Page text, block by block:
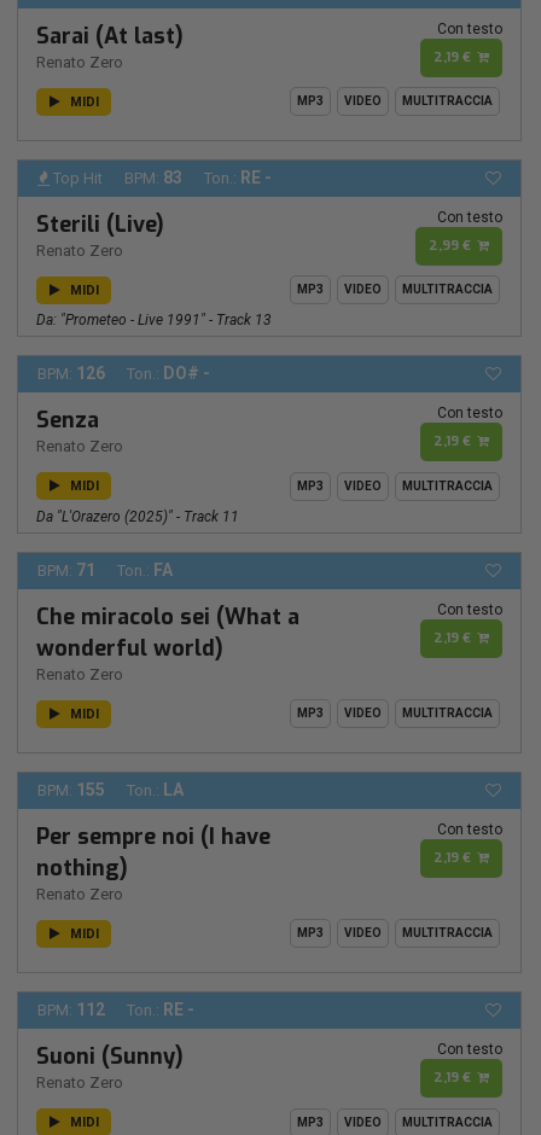
Sarai (At last)
Renato Zero
Con testo
2,19 €
MIDI MP3 VIDEO MULTITRACCIA
Top Hit BPM: 83 Ton.: RE -
Sterili (Live)
Renato Zero
Con testo
2,99 €
MIDI MP3 VIDEO MULTITRACCIA
Da: "Prometeo - Live 1991" - Track 13
BPM: 126 Ton.: DO# -
Senza
Renato Zero
Con testo
2,19 €
MIDI MP3 VIDEO MULTITRACCIA
Da "L'Orazero (2025)" - Track 11
BPM: 71 Ton.: FA
Che miracolo sei (What a
wonderful world)
Renato Zero
Con testo
2,19 €
MIDI MP3 VIDEO MULTITRACCIA
BPM: 155 Ton.: LA
Per sempre noi (I have
nothing)
Renato Zero
Con testo
2,19 €
MIDI MP3 VIDEO MULTITRACCIA
BPM: 112 Ton.: RE -
Suoni (Sunny)
Renato Zero
Con testo
2,19 €
MIDI MP3 VIDEO MULTITRACCIA